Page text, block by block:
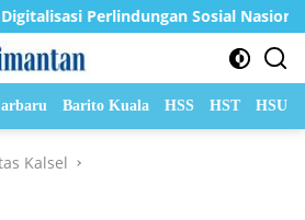
Perlindungan Sosial Nasional 2026
Barito Kuala HSS HST HSU
Kalsel